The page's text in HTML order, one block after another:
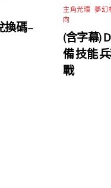
換碼 –
主角光環 ,夢幻
向
(含字幕)
備 技能
戰